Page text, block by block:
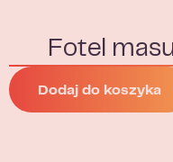
Fotel
Dodaj do koszyka